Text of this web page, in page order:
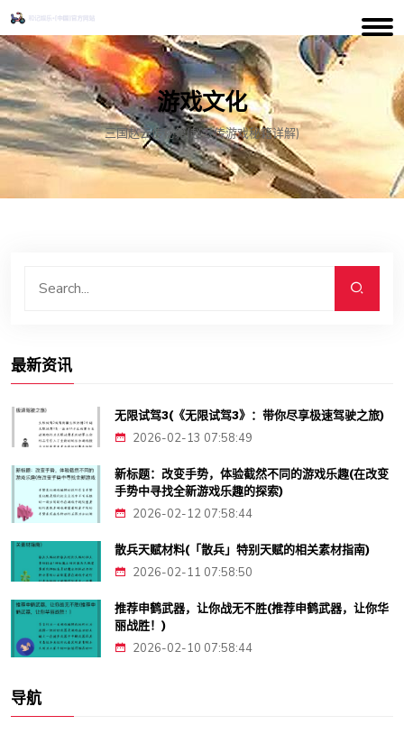
游戏文化
三国赵云传秘籍(赵云传游戏秘籍详解)
最新资讯
无限试驾3(《无限试驾3》：带你尽享极速驾驶之旅)
2026-02-13 07:58:49
新标题：改变手势，体验截然不同的游戏乐趣(在改变
手势中寻找全新游戏乐趣的探索)
2026-02-12 07:58:44
散兵天赋材料(「散兵」特别天赋的相关素材指南)
2026-02-11 07:58:50
推荐申鹤武器，让你战无不胜(推荐申鹤武器，让你华
丽战胜！)
2026-02-10 07:58:44
导航